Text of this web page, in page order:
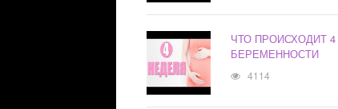
ЧТО ПРОИСХОДИТ
БЕРЕМЕННОСТИ
4114